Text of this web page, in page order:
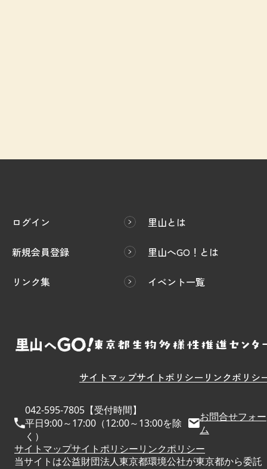
ログイン
新規会員登録
リンク集
里山とは
里山へGO！とは
イベント一覧
サイトマップサイトポリシー リンクポリシ
042-595-7805【受付時間】
平日9:00～17:00（12:00～13:00を除
く）
お問合せフォー
ム
サイトマップサイトポリシーリンクポリシー
当サイトは公益財団法人東京都環境公社が東京都から委託